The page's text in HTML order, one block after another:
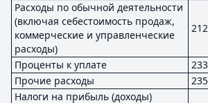
Расходы по обычной деятельности
(включая себестоимость продаж,
коммерческие и управленческие
расходы)
Проценты к уплате
Прочие расходы
Налоги на прибыль (доходы)